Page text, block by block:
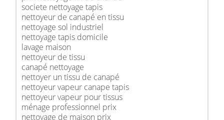
societe nettoyage tapis
nettoyeur de canapé en tissu
nettoyage sol industriel
nettoyage tapis domicile
lavage maison
nettoyeur de tissu
canapé nettoyage
nettoyer un tissu de canapé
nettoyeur vapeur canape tapis
nettoyeur vapeur pour tissus
ménage professionnel prix
nettoyage de maison prix